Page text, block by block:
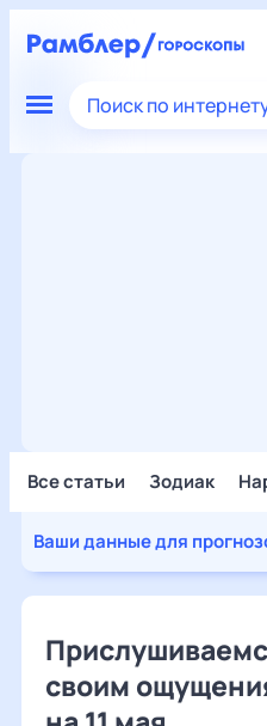
Поиск по
Все статьи Зодиак
Ваши данные для
своим